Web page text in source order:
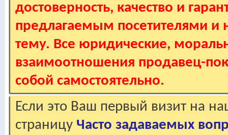
достоверность, качество и
предлагаемым посетителями и
тему. Все юридические,
взаимоотношения продавец-
собой самостоятельно.
Если это Ваш первый визит на
страницу Часто задаваемых